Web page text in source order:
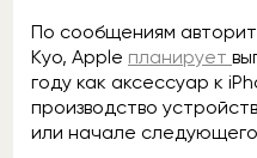
По сообщениям
Куо, Apple планирует
году как аксессуар к
производство
или начале